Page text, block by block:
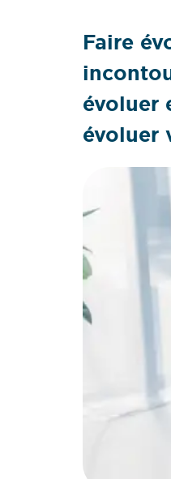
Faire
évoluer
évoluer